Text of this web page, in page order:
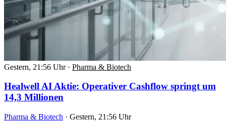
Gestern, 21:56 Uhr · Pharma & Biotech
Healwell AI Aktie: Operativer Cashflow springt um
14,3 Millionen
Pharma & Biotech · Gestern, 21:56 Uhr